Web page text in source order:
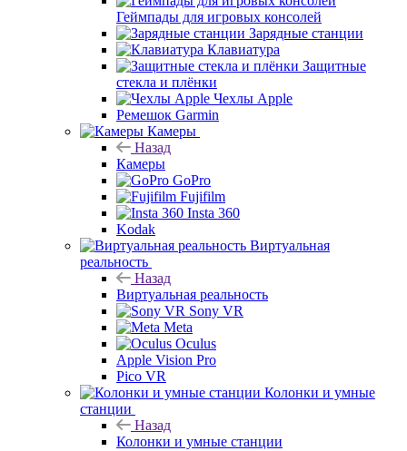
Геймпады для игровых консолей
Зарядные станции
Клавиатура
Защитные
стекла и плёнки
Чехлы Apple
Ремешок Garmin
Камеры
Назад
Камеры
GoPro
Fujifilm
Insta 360
Kodak
Виртуальная
реальность
Назад
Виртуальная реальность
Sony VR
Meta
Oculus
Apple Vision Pro
Pico VR
Колонки и умные
станции
Назад
Колонки и умные станции